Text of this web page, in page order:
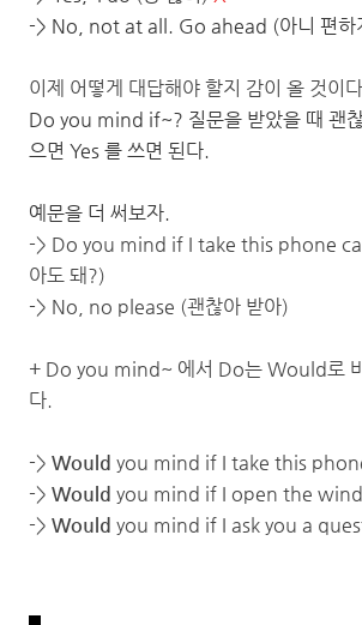
-> No, not at all. Go ahead (아니 편하
이제 어떻게 대답해야 할지 감이 올 것이
Do you mind if~? 질문을 받았을 때 괜
으면 Yes 를 쓰면 된다.
예문을 더 써보자.
-> Do you mind if I take this phone
아도 돼?)
-> No, no please (괜찮아 받아)
+ Do you mind~ 에서 Do는 Would로
다.
-> Would you mind if I take this
-> Would you mind if I open the
-> Would you mind if I ask you a